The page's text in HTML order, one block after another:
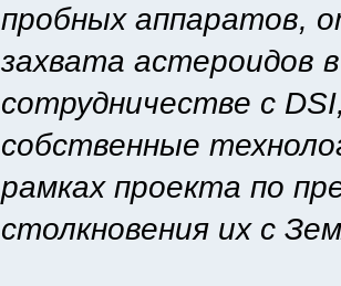
пробных аппаратов,
захвата астероидов
сотрудничестве с
собственные
рамках проекта по
столкновения их с